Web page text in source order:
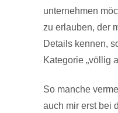
unternehmen
zu erlauben, der
Details kennen,
Kategorie „völlig
So manche
auch mir erst bei